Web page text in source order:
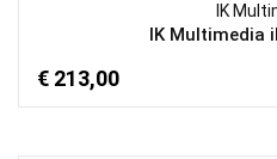
IK
IK Multimedia
€ 213,00